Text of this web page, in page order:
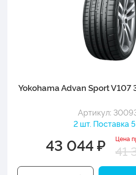
Yokohama Advan Sport
Артикул:
2 шт. Поставка
43 044 ₽ Цена
41